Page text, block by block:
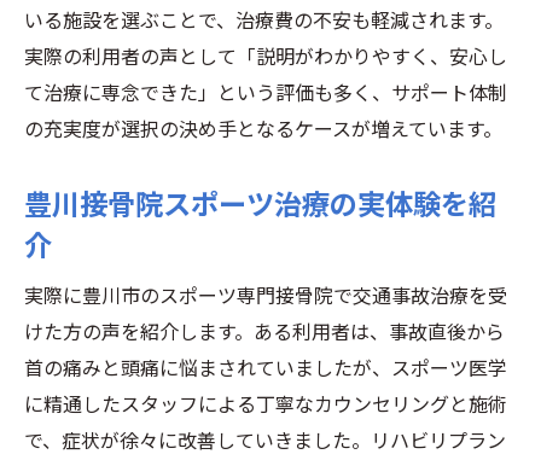
いる施設を選ぶことで、治療費の不安も軽減されます。
実際の利用者の声として「説明がわかりやすく、安心し
て治療に専念できた」という評価も多く、サポート体制
の充実度が選択の決め手となるケースが増えています。
豊川接骨院スポーツ治療の実体験を紹
介
実際に豊川市のスポーツ専門接骨院で交通事故治療を受
けた方の声を紹介します。ある利用者は、事故直後から
首の痛みと頭痛に悩まされていましたが、スポーツ医学
に精通したスタッフによる丁寧なカウンセリングと施術
で、症状が徐々に改善していきました。リハビリプラン